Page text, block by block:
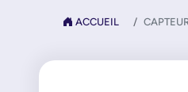
ACCUEIL